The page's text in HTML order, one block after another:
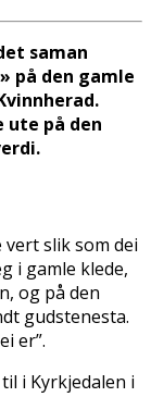
saman
på den gamle
på den
slik som dei
i gamle klede,
og på den
gudstenesta.
er”.
i Kyrkjedalen i